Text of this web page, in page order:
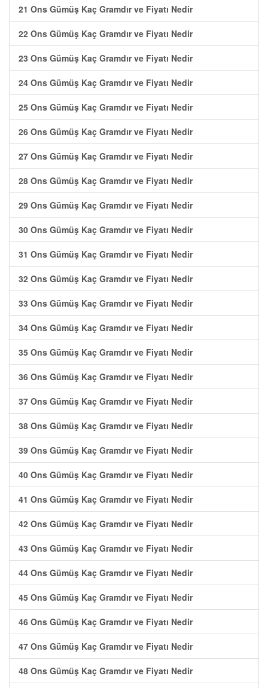
21 Ons Gümüş Kaç Gramdır ve Fiyatı Nedir
22 Ons Gümüş Kaç Gramdır ve Fiyatı Nedir
23 Ons Gümüş Kaç Gramdır ve Fiyatı Nedir
24 Ons Gümüş Kaç Gramdır ve Fiyatı Nedir
25 Ons Gümüş Kaç Gramdır ve Fiyatı Nedir
26 Ons Gümüş Kaç Gramdır ve Fiyatı Nedir
27 Ons Gümüş Kaç Gramdır ve Fiyatı Nedir
28 Ons Gümüş Kaç Gramdır ve Fiyatı Nedir
29 Ons Gümüş Kaç Gramdır ve Fiyatı Nedir
30 Ons Gümüş Kaç Gramdır ve Fiyatı Nedir
31 Ons Gümüş Kaç Gramdır ve Fiyatı Nedir
32 Ons Gümüş Kaç Gramdır ve Fiyatı Nedir
33 Ons Gümüş Kaç Gramdır ve Fiyatı Nedir
34 Ons Gümüş Kaç Gramdır ve Fiyatı Nedir
35 Ons Gümüş Kaç Gramdır ve Fiyatı Nedir
36 Ons Gümüş Kaç Gramdır ve Fiyatı Nedir
37 Ons Gümüş Kaç Gramdır ve Fiyatı Nedir
38 Ons Gümüş Kaç Gramdır ve Fiyatı Nedir
39 Ons Gümüş Kaç Gramdır ve Fiyatı Nedir
40 Ons Gümüş Kaç Gramdır ve Fiyatı Nedir
41 Ons Gümüş Kaç Gramdır ve Fiyatı Nedir
42 Ons Gümüş Kaç Gramdır ve Fiyatı Nedir
43 Ons Gümüş Kaç Gramdır ve Fiyatı Nedir
44 Ons Gümüş Kaç Gramdır ve Fiyatı Nedir
45 Ons Gümüş Kaç Gramdır ve Fiyatı Nedir
46 Ons Gümüş Kaç Gramdır ve Fiyatı Nedir
47 Ons Gümüş Kaç Gramdır ve Fiyatı Nedir
48 Ons Gümüş Kaç Gramdır ve Fiyatı Nedir